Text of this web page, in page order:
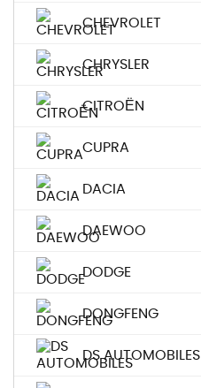
CHEVROLET
CHRYSLER
CITROËN
CUPRA
DACIA
DAEWOO
DODGE
DONGFENG
DS AUTOMOBILES